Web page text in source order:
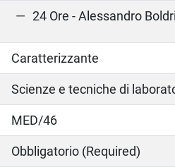
24 Ore - Alessandro
Caratterizzante
Scienze e tecniche di
MED/46
Obbligatorio (Required)